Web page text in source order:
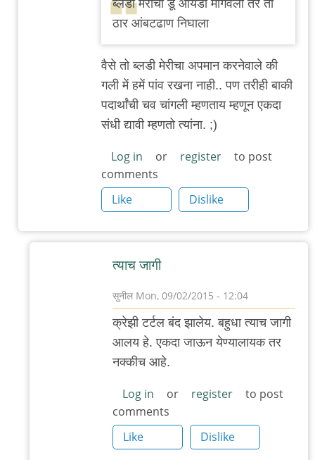
बँग्कॉक
स्ट्रीट
by
सुनील
ब्लडी मेरीचा डू आयडी मागवला तर तो
ठार आंबटढाण निघाला
वैसे तो ब्लडी मेरीचा अपमान करनेवाले की
गली में हमें पांव रखना नाही.. पण तरीही बाकी
पदार्थांची चव चांगली म्हणताय म्हणून एकदा
संधी द्यावी म्हणतो त्यांना. ;)
Log in or register
to post
comments
Like
Dislike
त्याच जागी
सुनील Mon, 09/02/2015 - 12:04
In
reply
आहे
हो
हे?
क्रेझी
क्रेझी टर्टल बंद झालेय. बहुधा त्याच जागी
आलय हे. एकदा जाऊन येण्यालायक तर
नक्कीच आहे.
Log in or register
to post
comments
Like
Dislike